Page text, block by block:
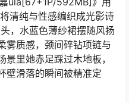
清纯与性感编织成光影诗
，水蓝色薄纱裙摆随风扬
雾质感，颈间碎钻项链与
里她赤足踩过木地板，
壁滑落的瞬间被精准定